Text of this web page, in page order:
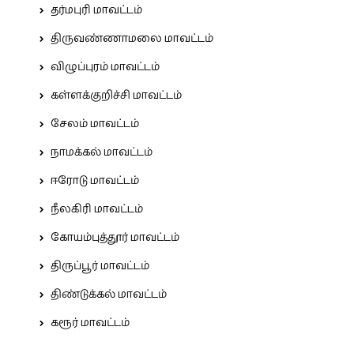
தர்மபுரி மாவட்டம்
திருவண்ணாமலை மாவட்டம்
விழுப்புரம் மாவட்டம்
கள்ளக்குறிச்சி மாவட்டம்
சேலம் மாவட்டம்
நாமக்கல் மாவட்டம்
ஈரோடு மாவட்டம்
நீலகிரி மாவட்டம்
கோயம்புத்தூர் மாவட்டம்
திருப்பூர் மாவட்டம்
திண்டுக்கல் மாவட்டம்
கரூர் மாவட்டம்